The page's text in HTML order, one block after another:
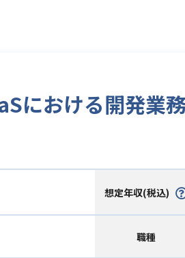
における開発業
想定年収(税込)
職種